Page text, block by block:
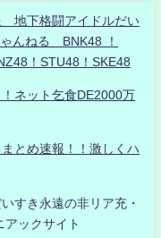
地下格闘アイドルだい
んねる BNK48 ！
！STU48！SKE48
ネット乞食DE2000万
とめ速報！！激しくハ
すき永遠の非リア充・
ックサイト